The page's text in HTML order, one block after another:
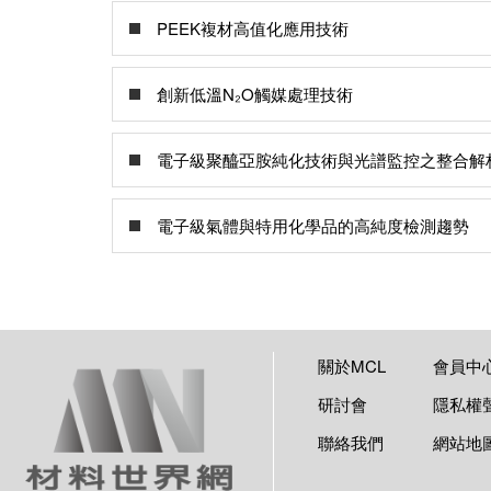
PEEK複材高值化應用技術
創新低溫N₂O觸媒處理技術
電子級聚醯亞胺純化技術與光譜監控之整合解
電子級氣體與特用化學品的高純度檢測趨勢
關於MCL
會員中
研討會
隱私權
聯絡我們
網站地